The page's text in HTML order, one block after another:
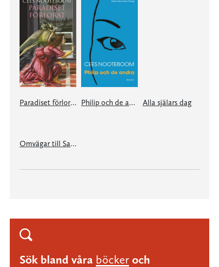
Paradiset förlorat Philip och de andra Alla själars dag
Omvägar till Santiago
Sök bland våra böcker och